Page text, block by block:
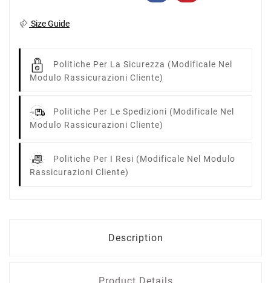
Size Guide
Politiche Per La Sicurezza (modificale Nel
Modulo Rassicurazioni Cliente)
Politiche Per Le Spedizioni (modificale Nel
Modulo Rassicurazioni Cliente)
Politiche Per I Resi (modificale Nel Modulo
Rassicurazioni Cliente)
Description